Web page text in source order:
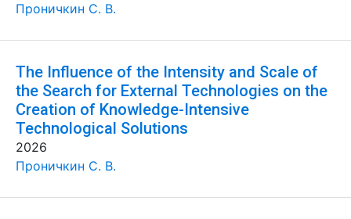
Проничкин С. В.
The Influence of the Intensity and Scale of
the Search for External Technologies on the
Creation of Knowledge-Intensive
Technological Solutions
2026
Проничкин С. В.